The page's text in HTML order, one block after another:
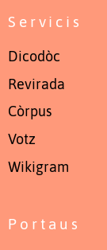
Servicis
Dicodòc
Revirada
Còrpus
Votz
Wikigram
Portaus